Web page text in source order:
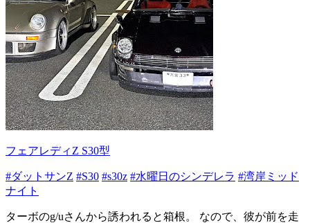
フェアレディZ S30型
#ダットサンZ #S30 #s30z #水曜日のシンデレラ #湾岸ミッド
ナイト
ターボのg/uさんから誘われると箱根。 なので、彼が前を走